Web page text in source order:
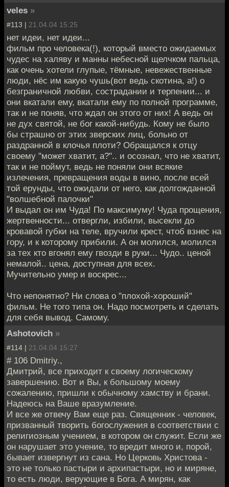
veles »
#113 | 21.04.04 15:25
нет идеи, нет идеи...
фильм про человека(!), который вместо ожидаемых
чудес на халяву и манны небесной щелчком пальца,
как очень хотели глупые, тёмные, невежественные
люди, нёс им какую чушь(вот ведь скотина, а!) о
безграничной любви, сострадании и терпении... и
они вкатали ему, вкатали ему по полной программе,
так и не поняв, что ждал он этого от них! А ведь он
не дух святой, не бог какой-нибудь. Кому не было
бы страшно от этих зверских лиц, больно от
раздранной в клочья плоти? Обращался к отцу
своему "может хватит, а?".. и осознал, что не хватит,
так и не поймут, ведь не поняли они всякие
излечения, превращения воды в вино, после всей
той ерунды, что ожидали от него, как долгожданной
"волшебной палочки"
И выдал он им Чуда! По максимуму! Чуда прощения,
жертвенности... отвергли, избили, высекли до
кровавой губки на теле, вручили крест, чтоб взнес на
гору, и к которому прибили. А он молился, молился
за тех кто вгонял ему гвозди в руки... Чудо.. ценой
немалой.. цена, доступная для всех.
Мучительно умер и воскрес...
Что непонятно? Ни слова о "плохой-хороший"
фильм. Не того типа он. Надо посмотреть и сделать
для себя вывод. Самому.
Ashotovich »
#114 | 21.04.04 15:27
# 106 Dmitriy.,
Дмитрий, все приходит к своему логическому
завершению. Вот и Вы, к большому моему
сожалению, пришли к обычному хамству и брани.
Надеюсь на Ваше вразумление.
И все же отвечу Вам еще раз. Священник - человек,
призванный творить богослужения в соответствии с
религиозным учением, в котором он служит. Если же
он нарушает это учение, то вредит много и, порой,
бывает извергнут из сана. Но Церковь Христова -
это не только пастыри и архипастыри, но и миряне,
то есть люди, верующие в Бога. А мирян, как